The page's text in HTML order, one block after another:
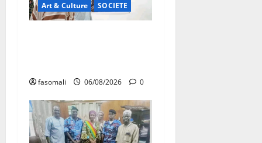
Art & Culture SOCIETE
fasomali 06/08/2026 0